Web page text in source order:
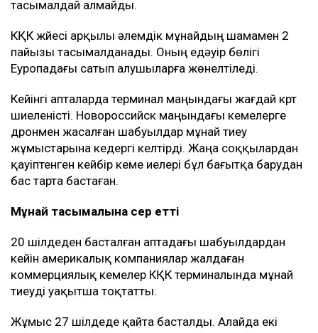
тасымалдай алмайды.
КҚК жүйесі арқылы әлемдік мұнайдың шамамен 2
пайызы тасымалданады. Оның едәуір бөлігі
Еуропадағы сатып алушыларға жөнелтіледі.
Кейінгі апталарда терминал маңындағы жағдай күрт
шиеленісті. Новороссийск маңындағы кемелерге
дронмен жасалған шабуылдар мұнай тиеу
жұмыстарына кедергі келтірді. Жаңа соққылардан
қауіптенген кейбір кеме иелері бұл бағытқа барудан
бас тарта бастаған.
Мұнай тасымалына әсер етті
20 шілдеден басталған аптадағы шабуылдардан
кейін америкалық компаниялар жалдаған
коммерциялық кемелер КҚК терминалында мұнай
тиеуді уақытша тоқтатты.
Жұмыс 27 шілдеде қайта басталды. Алайда екі